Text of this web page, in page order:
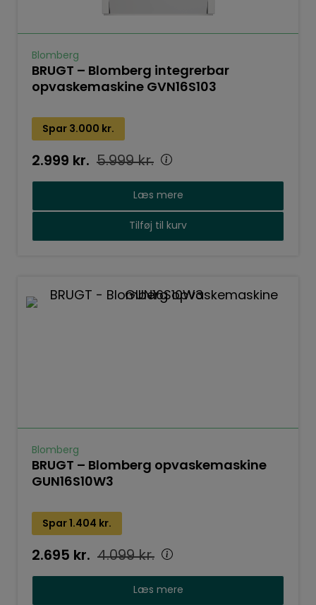
Blomberg
BRUGT – Blomberg integrerbar
opvaskemaskine GVN16S103
Spar 3.000 kr.
5.999kr.
2.999 kr.
Læs mere
Tilføj til kurv
Blomberg
BRUGT – Blomberg opvaskemaskine
GUN16S10W3
Spar 1.404 kr.
4.099kr.
2.695 kr.
Læs mere